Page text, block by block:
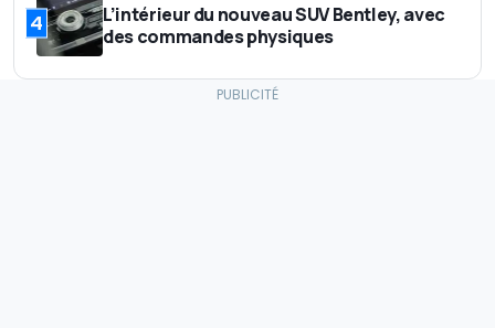
4
L’intérieur du nouveau SUV Bentley, avec
des commandes physiques